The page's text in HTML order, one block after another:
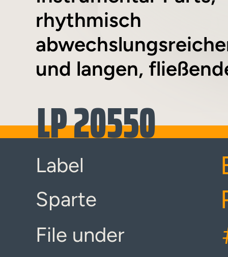
rhythmisch
und langen,
LP 20550
Label
Sparte
File under